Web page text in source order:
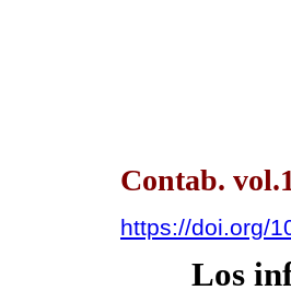
Contab.
https://doi.org/
Los